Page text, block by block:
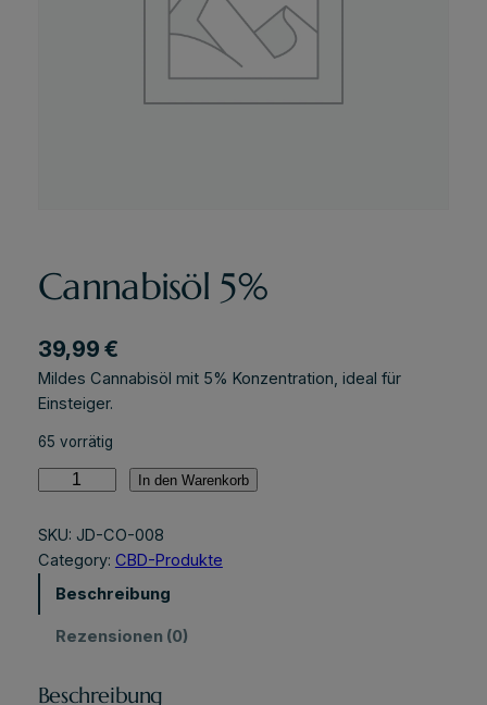
Cannabisöl 5%
39,99 €
Mildes Cannabisöl mit 5% Konzentration, ideal für
Einsteiger.
65 vorrätig
n
n
a
In den Warenkorb
SKU: JD-CO-008
Category: CBD-Produkte
Beschreibung
Rezensionen (0)
Beschreibung